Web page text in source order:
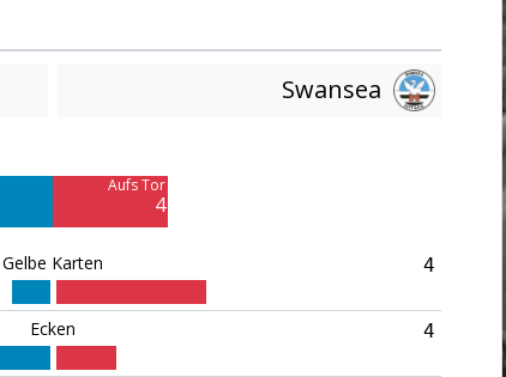
Swansea
Aufs Tor
4
Gelbe Karten 4
Ecken 4